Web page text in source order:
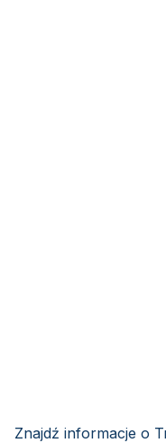
Znajdź informacje o